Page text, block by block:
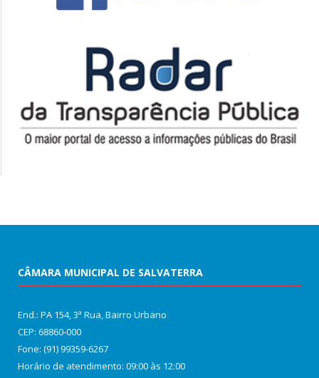
CÂMARA MUNICIPAL DE SALVATERRA
End.: PA 154, 3ª Rua, Bairro Urbano
CEP: 68860‑000
Fone: (91) 99359-6267
Horário de atendimento: 09:00 às 12:00